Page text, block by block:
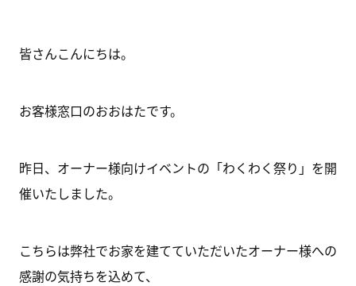
皆さんこんにちは。
お客様窓口のおおはたです。
昨日、オーナー様向けイベントの「わくわく祭り」を開
催いたしました。
こちらは弊社でお家を建てていただいたオーナー様への
感謝の気持ちを込めて、